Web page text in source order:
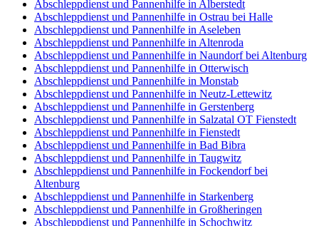
Abschleppdienst und Pannenhilfe in Alberstedt
Abschleppdienst und Pannenhilfe in Ostrau bei Halle
Abschleppdienst und Pannenhilfe in Aseleben
Abschleppdienst und Pannenhilfe in Altenroda
Abschleppdienst und Pannenhilfe in Naundorf bei Altenburg
Abschleppdienst und Pannenhilfe in Otterwisch
Abschleppdienst und Pannenhilfe in Monstab
Abschleppdienst und Pannenhilfe in Neutz-Lettewitz
Abschleppdienst und Pannenhilfe in Gerstenberg
Abschleppdienst und Pannenhilfe in Salzatal OT Fienstedt
Abschleppdienst und Pannenhilfe in Fienstedt
Abschleppdienst und Pannenhilfe in Bad Bibra
Abschleppdienst und Pannenhilfe in Taugwitz
Abschleppdienst und Pannenhilfe in Fockendorf bei
Altenburg
Abschleppdienst und Pannenhilfe in Starkenberg
Abschleppdienst und Pannenhilfe in Großheringen
Abschleppdienst und Pannenhilfe in Schochwitz